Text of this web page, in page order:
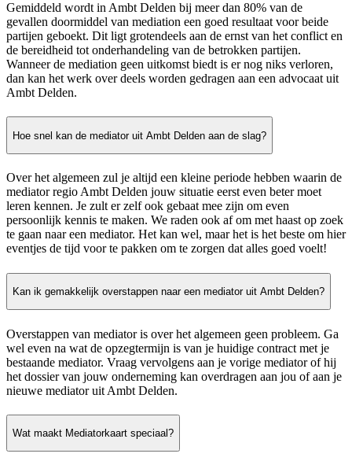
Gemiddeld wordt in Ambt Delden bij meer dan 80% van de
gevallen doormiddel van mediation een goed resultaat voor beide
partijen geboekt. Dit ligt grotendeels aan de ernst van het conflict en
de bereidheid tot onderhandeling van de betrokken partijen.
Wanneer de mediation geen uitkomst biedt is er nog niks verloren,
dan kan het werk over deels worden gedragen aan een advocaat uit
Ambt Delden.
Hoe snel kan de mediator uit Ambt Delden aan de slag?
Over het algemeen zul je altijd een kleine periode hebben waarin de
mediator regio Ambt Delden jouw situatie eerst even beter moet
leren kennen. Je zult er zelf ook gebaat mee zijn om even
persoonlijk kennis te maken. We raden ook af om met haast op zoek
te gaan naar een mediator. Het kan wel, maar het is het beste om hier
eventjes de tijd voor te pakken om te zorgen dat alles goed voelt!
Kan ik gemakkelijk overstappen naar een mediator uit Ambt Delden?
Overstappen van mediator is over het algemeen geen probleem. Ga
wel even na wat de opzegtermijn is van je huidige contract met je
bestaande mediator. Vraag vervolgens aan je vorige mediator of hij
het dossier van jouw onderneming kan overdragen aan jou of aan je
nieuwe mediator uit Ambt Delden.
Wat maakt Mediatorkaart speciaal?